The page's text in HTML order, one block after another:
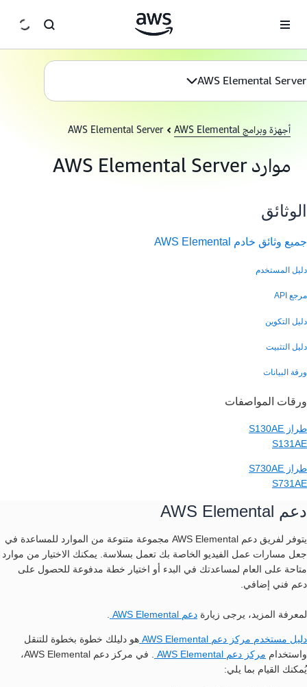
AWS Elemental Server
أجهزة وبرامج AWS Elemental AWS Elemental Server
موارد AWS Elemental Server
الوثائق
جميع وثائق خادم AWS Elemental
دليل المستخدم
مرجع API
دليل التكوين
دليل التثبيت
ورقة البيانات
ورقات المواصفات
طراز S130AE
S131AE
طراز S730AE
S731AE
دعم AWS Elemental
يتوفر لفريق دعم AWS Elemental مجموعة متنوعة من الموارد للمساعدة في
جعل مسارات عمل الفيديو الخاصة بك تعمل بسلاسة. يمكنك الاختيار من موارد
متاحة على العام لمساعدتك في البدء أو اختيار خطة مدفوعة للحصول على
دعم فني إضافي.
لمعرفة المزيد، يرجى زيارة دعم AWS Elemental
دليل مستخدم مركز دعم AWS Elemental
هو دليلك خطوة بخطوة للتنقل
واستخدام مركز دعم AWS Elemental
. في مركز دعم AWS Elemental،
يُمكنك القيام بما يلي: